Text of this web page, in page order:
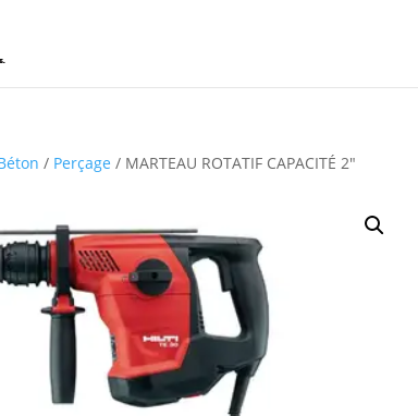
/ Perçage / MARTEAU ROTATIF CAPACITÉ 2″